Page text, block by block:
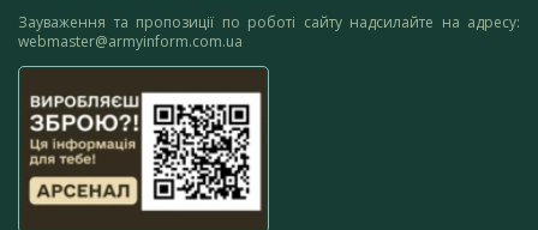
Зауваження та пропозиції по роботі сайту надсилайте на адресу:
webmaster@armyinform.com.ua